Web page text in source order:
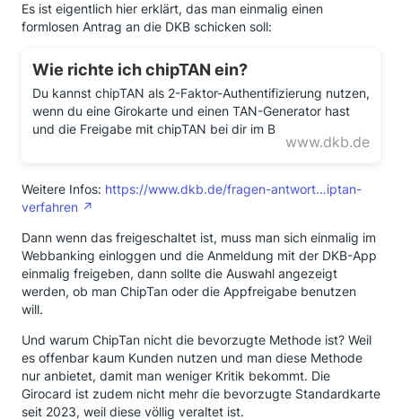
Die Aussage der DKB ist da auch bestenfalls
halbwahr: Ja, man unterstützt ChipTAN.
sie VOR der Umstellung "Mitte September" (wann war
die eigentlich? Definitiv vor dem 12.09.) im Service-
Bereich des ALTEN Bankings den ChipTAN-Zugang
aktiviert hatten.
Leider kam meine neue Chipkarte zu spät und ich
dem 12.09. mich wieder mit dem Banking zu
beschäftigen. Ergebnis, ich konnte Chiptan nicht
erzählt, dass ich ChipTAN im alten Banking aktivieren
soll. Den Hinweis, dass das alte Banking nicht mehr
verfügbar ist, hat er nicht verarbeiten können. Naja,
von einem Laber-Programm mit Beta-Markierung
Im Endeffekt habe ich mich dann wieder durch den
Kundenabwehrsprachroboter der Hotline gekämpft
und irgendwie einen Mitarbeiter dran bekommen. Der
musste dann rückfragen und das Ergebnis war, dass
ich gar keinen Vertrag für das Online-Banking hätte.
Es ist eigentlich hier erklärt, das man einmalig einen
formlosen Antrag an die DKB schicken soll:
Wie richte ich chipTAN ein?
Du kannst chipTAN als 2-Faktor-Authentifizierung nutzen,
wenn du eine Girokarte und einen TAN-Generator hast
und die Freigabe mit chipTAN bei dir im B
www.dkb.de
Weitere Infos: https://www.dkb.de/fragen-antwort…iptan-
verfahren
Dann wenn das freigeschaltet ist, muss man sich einmalig im
Webbanking einloggen und die Anmeldung mit der DKB-App
einmalig freigeben, dann sollte die Auswahl angezeigt
werden, ob man ChipTan oder die Appfreigabe benutzen
will.
Und warum ChipTan nicht die bevorzugte Methode ist? Weil
es offenbar kaum Kunden nutzen und man diese Methode
nur anbietet, damit man weniger Kritik bekommt. Die
Girocard ist zudem nicht mehr die bevorzugte Standardkarte
seit 2023, weil diese völlig veraltet ist.